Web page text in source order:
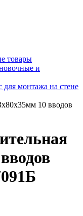
товары
и
для монтажа на стене
10 вводов